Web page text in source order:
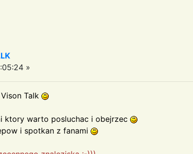
»
Talk
ktory warto posluchac i obejrzec
i spotkan z fanami